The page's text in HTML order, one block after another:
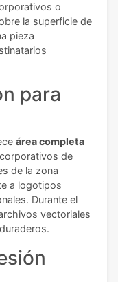
o
la superficie de
pieza
para
área completa
de
de la zona
a logotipos
Durante el
vectoriales